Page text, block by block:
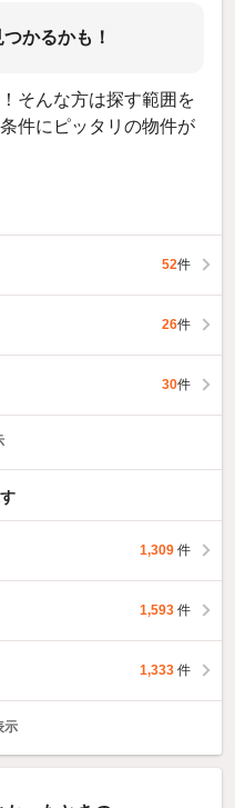
かるかも！
そんな方は探す範囲を
件にピッタリの物件が
52件
26件
30件
1,309 件
1,593 件
1,333 件
示